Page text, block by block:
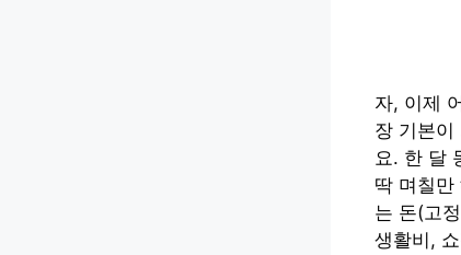
자, 이제
장 기본이
요. 한 달
딱 며칠만
는 돈(고
생활비,